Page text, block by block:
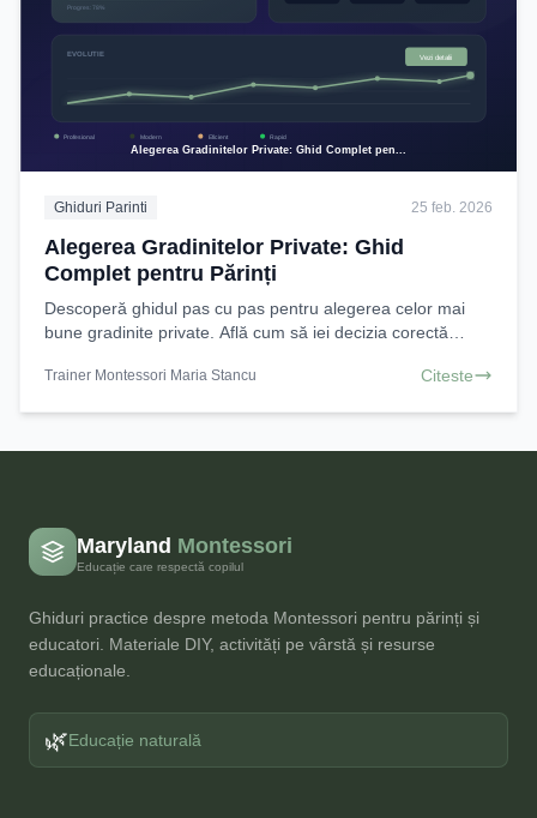
Ghiduri Parinti 25 feb. 2026
Alegerea Gradinitelor Private: Ghid
Complet pentru Părinți
Descoperă ghidul pas cu pas pentru alegerea celor mai
bune gradinite private. Află cum să iei decizia corectă
Trainer Montessori Maria Stancu Citeste
Maryland Montessori
Educație care respectă copilul
Ghiduri practice despre metoda Montessori pentru părinți și
educatori. Materiale DIY, activități pe vârstă și resurse
educaționale.
🌿Educație naturală